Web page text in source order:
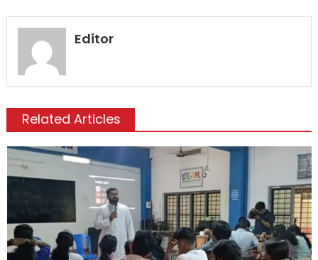
Editor
Related Articles